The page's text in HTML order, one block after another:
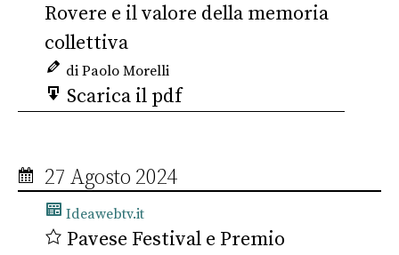
Rovere e il valore della memoria
collettiva
di Paolo Morelli
Scarica il pdf
27 Agosto 2024
Ideawebtv.it
Pavese Festival e Premio